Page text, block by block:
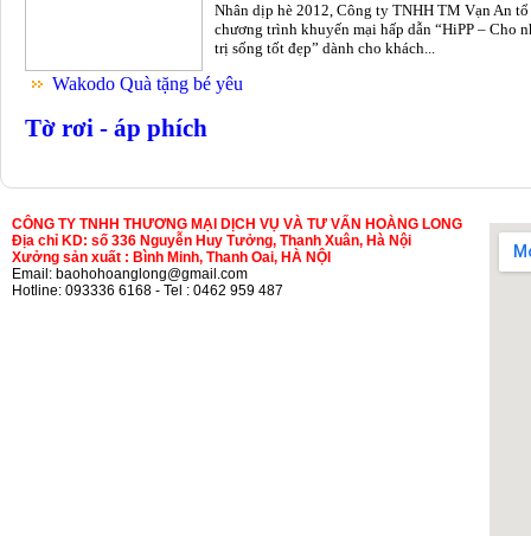
Nhân dịp hè 2012, Công ty TNHH TM Vạn An
chương trình khuyến mại hấp dẫn “HiPP – Cho
trị sống tốt đẹp” dành cho khách...
Wakodo Quà tặng bé yêu
Tờ rơi - áp phích
CÔNG TY TNHH THƯƠNG MẠI DỊCH VỤ VÀ TƯ VẤN HOÀNG LONG
Địa chỉ KD: số 336 Nguyễn Huy Tưởng, Thanh Xuân, Hà Nội
Xưởng sản xuất : Bình Minh, Thanh Oai, HÀ NỘI
Email: baohohoanglong@gmail.com
Hotline: 093336 6168 - Tel : 0462 959 487